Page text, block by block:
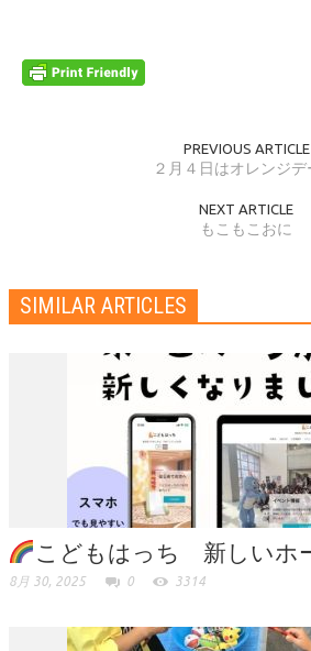
PREVIOUS ARTICLE
２月４日はオレンジデ
NEXT ARTICLE
もこもこおに
SIMILAR ARTICLES
こどもはっち 新しいホ
8月 30, 2025 0 3314